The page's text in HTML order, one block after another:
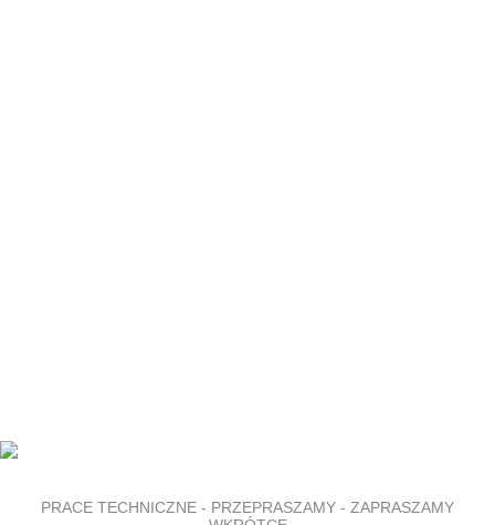
PRACE TECHNICZNE - PRZEPRASZAMY - ZAPRASZAMY